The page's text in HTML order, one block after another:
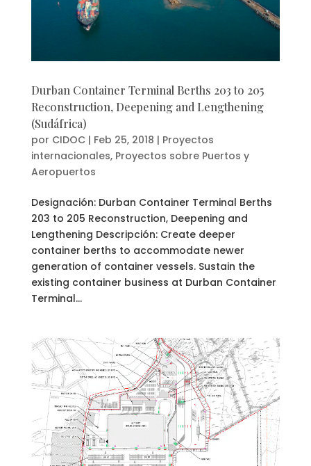
Durban Container Terminal Berths 203 to 205
Reconstruction, Deepening and Lengthening
(Sudáfrica)
por CIDOC| Feb 25, 2018 | Proyectos
internacionales, Proyectos sobre Puertos y
Aeropuertos
Designación: Durban Container Terminal Berths
203 to 205 Reconstruction, Deepening and
Lengthening Descripción: Create deeper
container berths to accommodate newer
generation of container vessels. Sustain the
existing container business at Durban Container
Terminal...